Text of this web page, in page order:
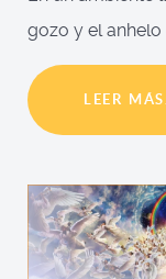
gozo y el anhelo
LEER